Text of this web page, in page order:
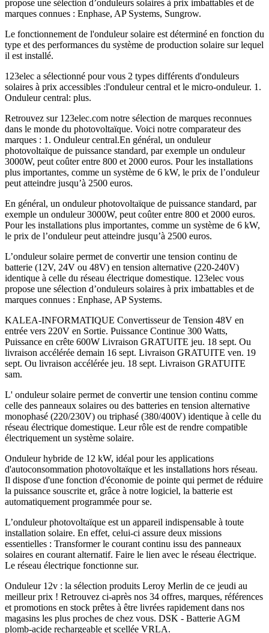
propose une sélection d’onduleurs solaires à prix imbattables et de
marques connues : Enphase, AP Systems, Sungrow.
Le fonctionnement de l'onduleur solaire est déterminé en fonction du
type et des performances du système de production solaire sur lequel
il est installé.
123elec a sélectionné pour vous 2 types différents d'onduleurs
solaires à prix accessibles :l'onduleur central et le micro-onduleur. 1.
Onduleur central: plus.
Retrouvez sur 123elec.com notre sélection de marques reconnues
dans le monde du photovoltaïque. Voici notre comparateur des
marques : 1. Onduleur central.En général, un onduleur
photovoltaïque de puissance standard, par exemple un onduleur
3000W, peut coûter entre 800 et 2000 euros. Pour les installations
plus importantes, comme un système de 6 kW, le prix de l’onduleur
peut atteindre jusqu’à 2500 euros.
En général, un onduleur photovoltaïque de puissance standard, par
exemple un onduleur 3000W, peut coûter entre 800 et 2000 euros.
Pour les installations plus importantes, comme un système de 6 kW,
le prix de l’onduleur peut atteindre jusqu’à 2500 euros.
L’onduleur solaire permet de convertir une tension continu de
batterie (12V, 24V ou 48V) en tension alternative (220-240V)
identique à celle du réseau électrique domestique. 123elec vous
propose une sélection d’onduleurs solaires à prix imbattables et de
marques connues : Enphase, AP Systems.
KALEA-INFORMATIQUE Convertisseur de Tension 48V en
entrée vers 220V en Sortie. Puissance Continue 300 Watts,
Puissance en crête 600W Livraison GRATUITE jeu. 18 sept. Ou
livraison accélérée demain 16 sept. Livraison GRATUITE ven. 19
sept. Ou livraison accélérée jeu. 18 sept. Livraison GRATUITE
sam.
L' onduleur solaire permet de convertir une tension continu comme
celle des panneaux solaires ou des batteries en tension alternative
monophasé (220/230V) ou triphasé (380/400V) identique à celle du
réseau électrique domestique. Leur rôle est de rendre compatible
électriquement un système solaire.
Onduleur hybride de 12 kW, idéal pour les applications
d'autoconsommation photovoltaïque et les installations hors réseau.
Il dispose d'une fonction d'économie de pointe qui permet de réduire
la puissance souscrite et, grâce à notre logiciel, la batterie est
automatiquement programmée pour se.
L’onduleur photovoltaïque est un appareil indispensable à toute
installation solaire. En effet, celui-ci assure deux missions
essentielles : Transformer le courant continu issu des panneaux
solaires en courant alternatif. Faire le lien avec le réseau électrique.
Le réseau électrique fonctionne sur.
Onduleur 12v : la sélection produits Leroy Merlin de ce jeudi au
meilleur prix ! Retrouvez ci-après nos 34 offres, marques, références
et promotions en stock prêtes à être livrées rapidement dans nos
magasins les plus proches de chez vous. DSK - Batterie AGM
plomb-acide rechargeable et scellée VRLA.